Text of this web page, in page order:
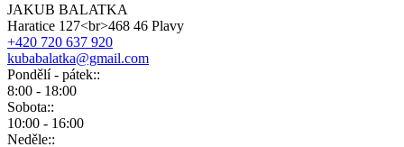
JAKUB BALATKA
Haratice 127<br>468 46 Plavy
+420 720 637 920
kubabalatka@gmail.com
Pondělí - pátek::
8:00 - 18:00
Sobota::
10:00 - 16:00
Neděle::